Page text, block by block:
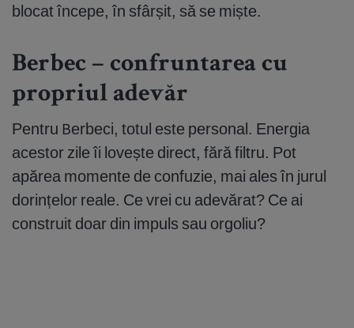
blocat începe, în sfârșit, să se miște.
Berbec – confruntarea cu
propriul adevăr
Pentru Berbeci, totul este personal. Energia
acestor zile îi lovește direct, fără filtru. Pot
apărea momente de confuzie, mai ales în jurul
dorințelor reale. Ce vrei cu adevărat? Ce ai
construit doar din impuls sau orgoliu?